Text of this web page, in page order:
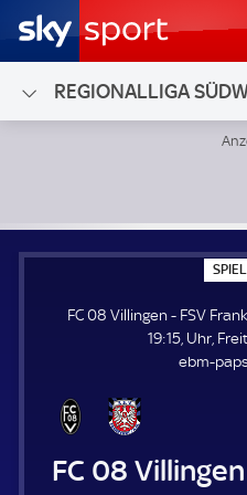
REGIONALLIGA
FC 08 Villingen - FSV
19:15, Uhr,
ebm-
FC 08 Villingen